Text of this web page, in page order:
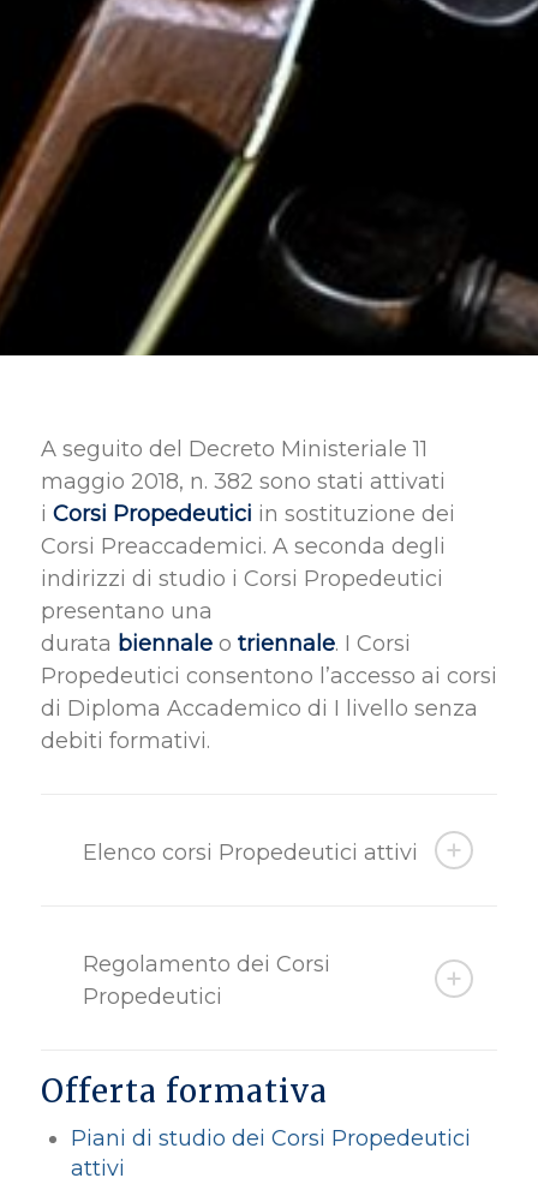
A seguito del Decreto Ministeriale 11
maggio 2018, n. 382 sono stati attivati
i Corsi Propedeutici in sostituzione dei
Corsi Preaccademici. A seconda degli
indirizzi di studio i Corsi Propedeutici
presentano una
durata biennaleo triennale. I Corsi
Propedeutici consentono l’accesso ai corsi
di Diploma Accademico di I livello senza
debiti formativi.
Elenco corsi Propedeutici attivi
Regolamento dei Corsi
Propedeutici
Offerta formativa
Piani di studio dei Corsi Propedeutici
attivi